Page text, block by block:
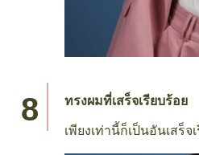
ทรงผมที่เสร็จเรียบร้อย
เพียงเท่านี้ก็เป็นอันเสร็จ